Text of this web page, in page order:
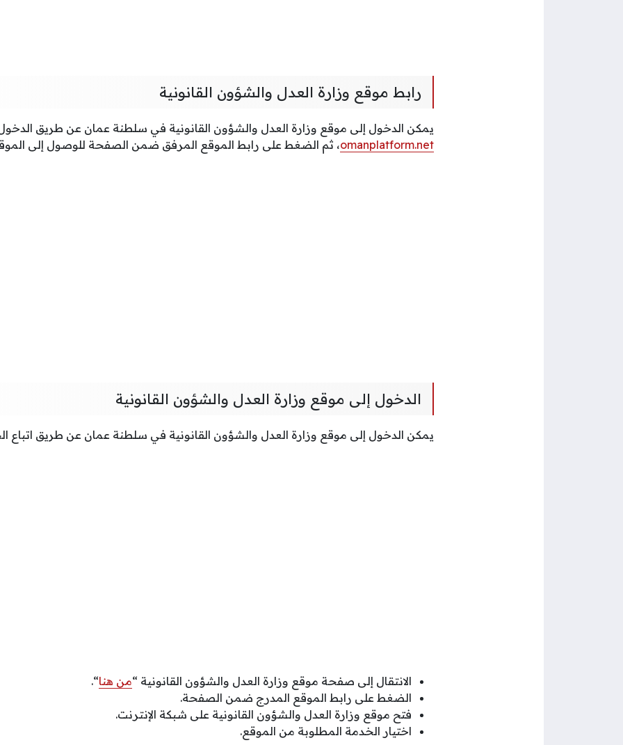
رابط موقع وزارة العدل والشؤون القانونية
يمكن الدخول إلى موقع وزارة العدل والشؤون القانونية في سلطنة عمان عن طريق الدخول
omanplatform.net، ثم الضغط على رابط الموقع المرفق ضمن الصفحة للوصول إلى
الدخول إلى موقع وزارة العدل والشؤون القانونية
يمكن الدخول إلى موقع وزارة العدل والشؤون القانونية في سلطنة عمان عن طريق اتباع
الانتقال إلى صفحة موقع وزارة العدل والشؤون القانونية “من هنا“.
الضغط على رابط الموقع المدرج ضمن الصفحة.
فتح موقع وزارة العدل والشؤون القانونية على شبكة الإنترنت.
اختيار الخدمة المطلوبة من الموقع.